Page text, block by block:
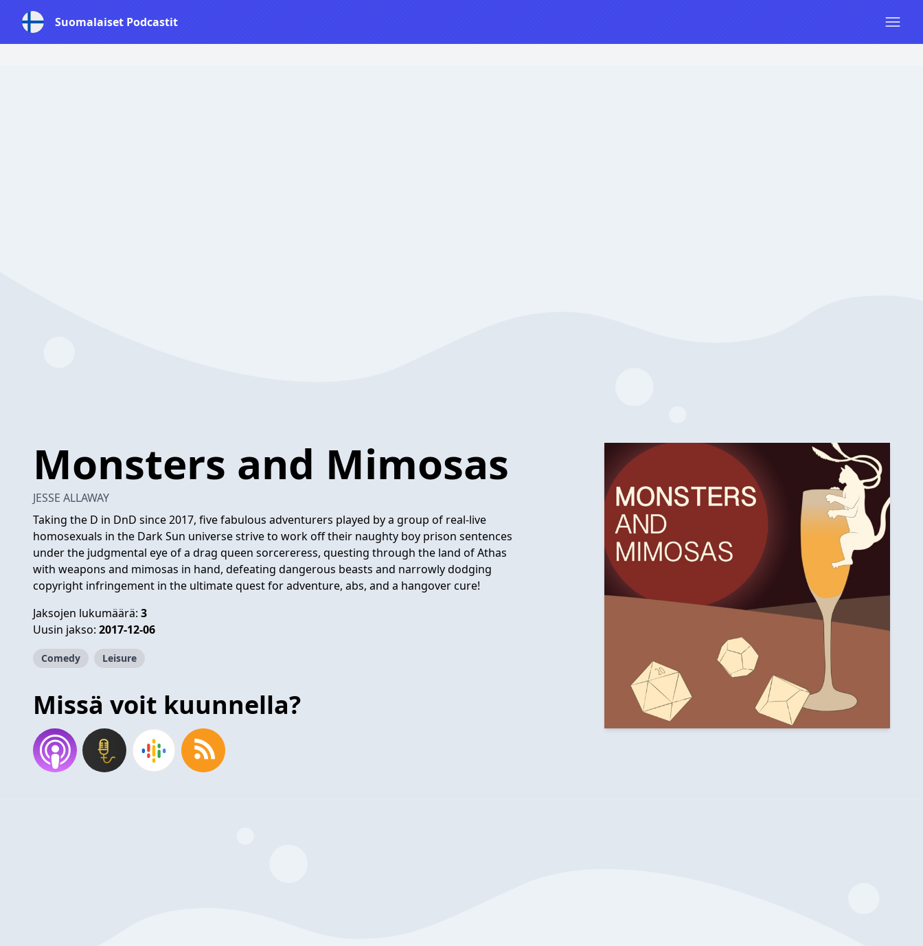
Suomalaiset Podcastit
Monsters and Mimosas
JESSE ALLAWAY
Taking the D in DnD since 2017, five fabulous adventurers played by a group of real-live
homosexuals in the Dark Sun universe strive to work off their naughty boy prison sentences
under the judgmental eye of a drag queen sorcereress, questing through the land of Athas
with weapons and mimosas in hand, defeating dangerous beasts and narrowly dodging
copyright infringement in the ultimate quest for adventure, abs, and a hangover cure!
Jaksojen lukumäärä: 3
Uusin jakso: 2017-12-06
Comedy Leisure
Missä voit kuunnella?